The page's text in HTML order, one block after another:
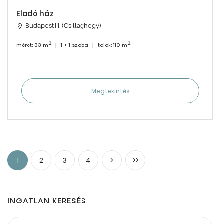
Eladó ház
Budapest III. (Csillaghegy)
méret: 33 m2 1 + 1 szoba telek: 110 m2
Megtekintés
1 2 3 4 > >>
INGATLAN KERESÉS